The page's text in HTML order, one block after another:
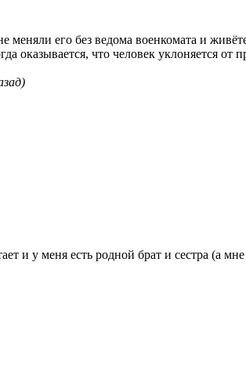
меняли его без ведома военкомата и
оказывается, что человек уклоняется
и у меня есть родной брат и сестра (а